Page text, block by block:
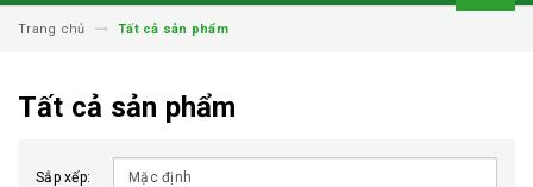
Trang chủ Tất cả sản phẩm
Tất cả sản phẩm
Sắp xếp: